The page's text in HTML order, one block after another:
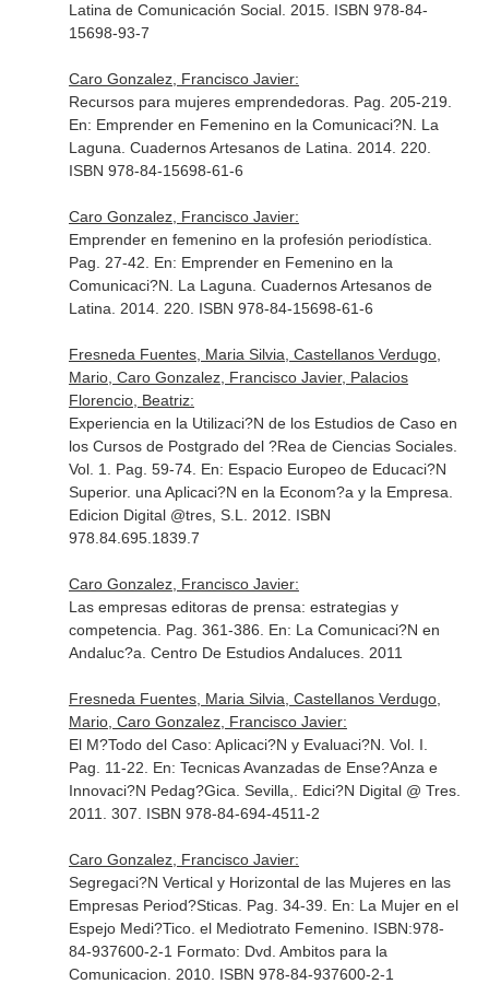
Latina de Comunicación Social. 2015. ISBN 978-84-
15698-93-7
Caro Gonzalez, Francisco Javier:
Recursos para mujeres emprendedoras. Pag. 205-219.
En: Emprender en Femenino en la Comunicaci?N . La
Laguna. Cuadernos Artesanos de Latina. 2014. 220.
ISBN 978-84-15698-61-6
Caro Gonzalez, Francisco Javier:
Emprender en femenino en la profesión periodística.
Pag. 27-42. En: Emprender en Femenino en la
Comunicaci?N . La Laguna. Cuadernos Artesanos de
Latina. 2014. 220. ISBN 978-84-15698-61-6
Fresneda Fuentes, Maria Silvia, Castellanos Verdugo,
Mario, Caro Gonzalez, Francisco Javier, Palacios
Florencio, Beatriz:
Experiencia en la Utilizaci?N de los Estudios de Caso en
los Cursos de Postgrado del ?Rea de Ciencias Sociales.
Vol. 1. Pag. 59-74. En: Espacio Europeo de Educaci?N
Superior. una Aplicaci?N en la Econom?a y la Empresa
Edicion Digital @tres, S.L. 2012. ISBN
978.84.695.1839.7
Caro Gonzalez, Francisco Javier:
Las empresas editoras de prensa: estrategias y
competencia. Pag. 361-386. En: La Comunicaci?N en
Andaluc?a . Centro De Estudios Andaluces. 2011
Fresneda Fuentes, Maria Silvia, Castellanos Verdugo,
Mario, Caro Gonzalez, Francisco Javier:
El M?Todo del Caso: Aplicaci?N y Evaluaci?N. Vol. I.
Pag. 11-22. En: Tecnicas Avanzadas de Ense?Anza e
Innovaci?N Pedag?Gica . Sevilla,. Edici?N Digital @ Tres.
2011. 307. ISBN 978-84-694-4511-2
Caro Gonzalez, Francisco Javier:
Segregaci?N Vertical y Horizontal de las Mujeres en las
Empresas Period?Sticas. Pag. 34-39. En: La Mujer en el
Espejo Medi?Tico. el Mediotrato Femenino. ISBN:978-
84-937600-2-1 Formato: Dvd . Ambitos para la
Comunicacion. 2010. ISBN 978-84-937600-2-1